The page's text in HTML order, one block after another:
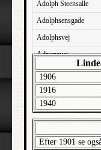
Adolph Steensalle
Adolphsensgade
Adolphsvej
Adriansvej
Aftenbakken
Agavevej
Agerlandsvej
Agermosen
Agerskovvej
1906
1916
1940
Efter 1901 se